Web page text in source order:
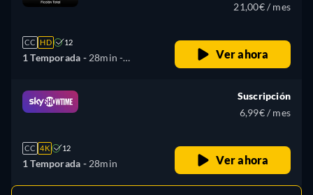
CC HD 12
1 Temporada - 28min -
21,00€ / mes
Ver ahora
CC 4K 12
1 Temporada - 28min
Suscripción
6,99€ / mes
Ver ahora